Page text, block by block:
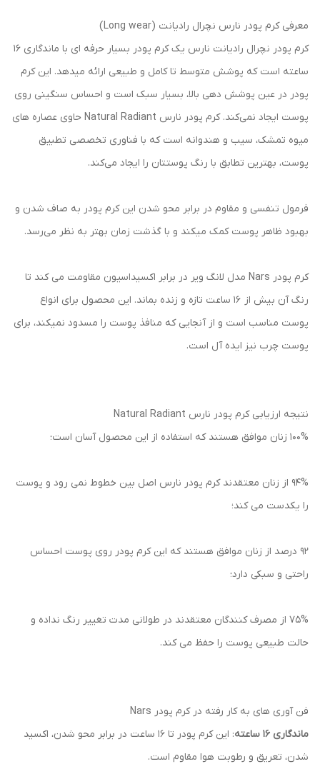
معرفی کرم پودر نارس نچرال رادیانت (Long wear)
کرم پودر نچرال رادیانت نارس یک کرم پودر بسیار حرفه ای با ماندگاری 16
ساعته است که پوشش متوسط تا کامل و طبیعی ارائه میدهد. این کرم
پودر در عین پوشش دهی بالا، بسیار سبک است و احساس سنگینی روی
پوست ایجاد نمی‌کند. کرم پودر نارس Natural Radiant حاوی عصاره های
میوه تمشک، سیب و هندوانه است که با فناوری تخصصی تطبیق
پوست، بهترین تطابق با رنگ پوستتان را ایجاد می‌کند.
فرمول تنفسی و مقاوم در برابر محو شدن این کرم پودر به صاف شدن و
بهبود ظاهر پوست کمک میکند و با گذشت زمان بهتر به نظر می‌رسد.
کرم پودر Nars مدل لانگ ویر در برابر اکسیداسیون مقاومت می کند تا
رنگ آن بیش از 16 ساعت تازه و زنده بماند. این محصول برای انواع
پوست مناسب است و از آنجایی که منافذ پوست را مسدود نمیکند، برای
پوست چرب نیز ایده آل است.
نتیجه ارزیابی کرم پودر نارس Natural Radiant
۱۰۰% زنان موافق هستند که استفاده از این محصول آسان است؛
۹۴% از زنان معتقدند کرم پودر نارس اصل بین خطوط نمی رود و پوست
را یکدست می کند؛
۹۲ درصد از زنان موافق هستند که این کرم پودر روی پوست احساس
راحتی و سبکی دارد؛
۷۵% از مصرف کنندگان معتقدند در طولانی مدت تغییر رنگ نداده و
حالت طبیعی پوست را حفظ می کند.
فن آوری های به کار رفته در کرم پودر Nars
ماندگاری ۱۶ ساعته
: این کرم پودر تا ۱۶ ساعت در برابر محو شدن، اکسید
شدن، تعریق و رطوبت هوا مقاوم است.